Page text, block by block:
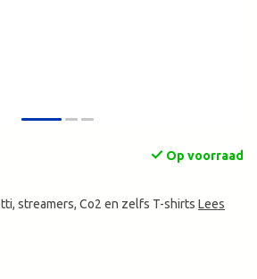
Op voorraad
streamers, Co2 en zelfs T-shirts Lees